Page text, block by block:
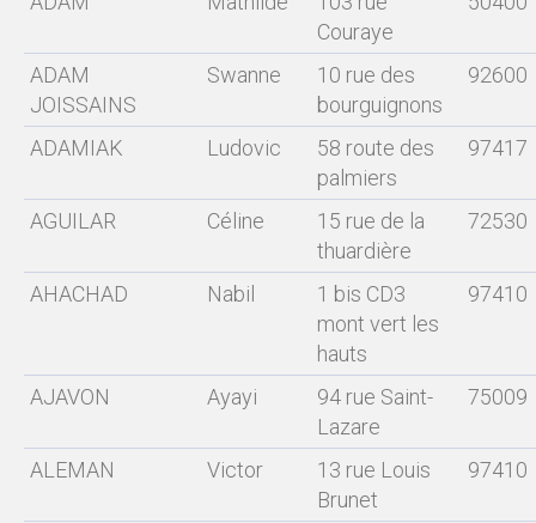
Couraye
ADAM
JOISSAINS
Swanne
10 rue des
bourguignons
92600
ADAMIAK Ludovic
58 route des
palmiers
97417
AGUILAR Céline
15 rue de la
thuardière
72530
AHACHAD Nabil
1 bis CD3
mont vert les
hauts
97410
AJAVON Ayayi
94 rue Saint-
Lazare
75009
ALEMAN Victor
13 rue Louis
Brunet
97410